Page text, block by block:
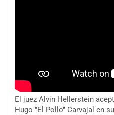
El juez Alvin Hellerstein
Hugo "El Pollo" Carvajal en